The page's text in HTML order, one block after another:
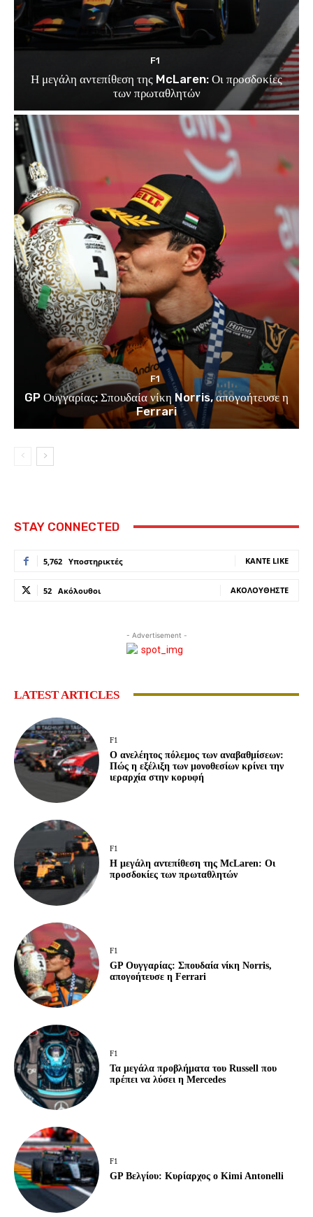
F1
Η μεγάλη αντεπίθεση της McLaren: Οι προσδοκίες
των πρωταθλητών
F1
GP Ουγγαρίας: Σπουδαία νίκη Norris, απογοήτευσε η
Ferrari
STAY CONNECTED
5,762 Υποστηρικτές ΚΆΝΤΕ LIKE
52 Ακόλουθοι ΑΚΟΛΟΥΘΉΣΤΕ
- Advertisement -
LATEST ARTICLES
F1
Ο ανελέητος πόλεμος των αναβαθμίσεων:
Πώς η εξέλιξη των μονοθεσίων κρίνει την
ιεραρχία στην κορυφή
F1
Η μεγάλη αντεπίθεση της McLaren: Οι
προσδοκίες των πρωταθλητών
F1
GP Ουγγαρίας: Σπουδαία νίκη Norris,
απογοήτευσε η Ferrari
F1
Τα μεγάλα προβλήματα του Russell που
πρέπει να λύσει η Mercedes
F1
GP Βελγίου: Κυρίαρχος ο Kimi Antonelli